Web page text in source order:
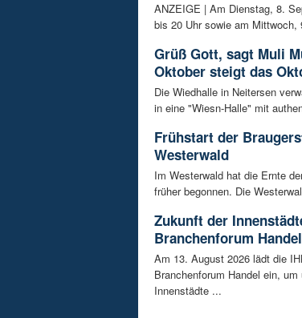
ANZEIGE | Am Dienstag, 8.
bis 20 Uhr sowie am Mittwoch,
Grüß Gott, sagt Muli
Oktober steigt das
Die Wiedhalle in Neitersen
in eine "Wiesn-Halle" mit
Frühstart der
Westerwald
Im Westerwald hat die Ernte
früher begonnen. Die
Zukunft der
Branchenforum
Am 13. August 2026 lädt die
Branchenforum Handel ein,
Innenstädte ...